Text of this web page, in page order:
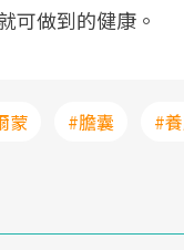
可做到的健康。
蒙 #膽囊 #